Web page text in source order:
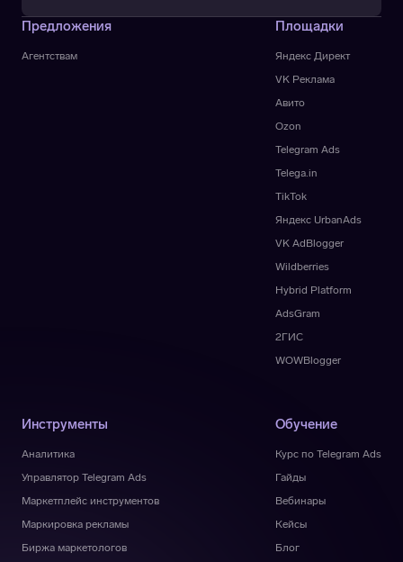
Предложения
Агентствам Яндекс Директ
VK Реклама
Площадки
Авито
Ozon
Telegram Ads
Telega.in
TikTok
Яндекс UrbanAds
VK AdBlogger
Wildberries
Hybrid Platform
AdsGram
2ГИС
WOWBlogger
Инструменты
Аналитика
Управлятор Telegram Ads
Маркетплейс инструментов
Маркировка рекламы
Биржа маркетологов
Обучение
Курс по Telegram Ads
Гайды
Вебинары
Кейсы
Блог